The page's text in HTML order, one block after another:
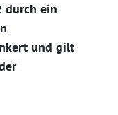
durch ein
und gilt